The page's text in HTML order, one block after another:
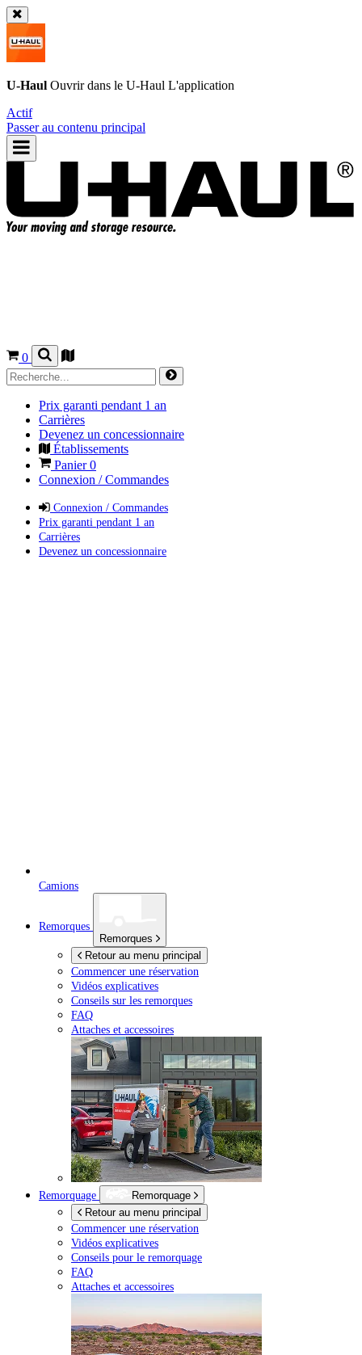
U-Haul Ouvrir dans le U-Haul L'application
Actif
Passer au contenu principal
0
Prix garanti pendant 1 an
Carrières
Devenez un concessionnaire
Établissements
Panier0
Connexion / Commandes
Connexion / Commandes
Prix garanti pendant 1 an
Carrières
Devenez un concessionnaire
Camions
Remorques
Remorques
Retour au menu principal
Commencer une réservation
Vidéos explicatives
Conseils sur les remorques
FAQ
Attaches et accessoires
Remorquage
Remorquage
Retour au menu principal
Commencer une réservation
Vidéos explicatives
Conseils pour le remorquage
FAQ
Attaches et accessoires